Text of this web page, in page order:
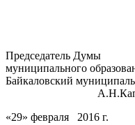
Председатель Думы
муниципального
Байкаловский
«29» февраля 2016 г.